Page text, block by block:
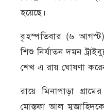
হয়েছে।
বৃহস্পতিবার (৬
শিশু নির্যাতন দমন
শেখ এ রায় ঘোষণা
রায়ে মিনাপাড়া
মোস্তফা আল